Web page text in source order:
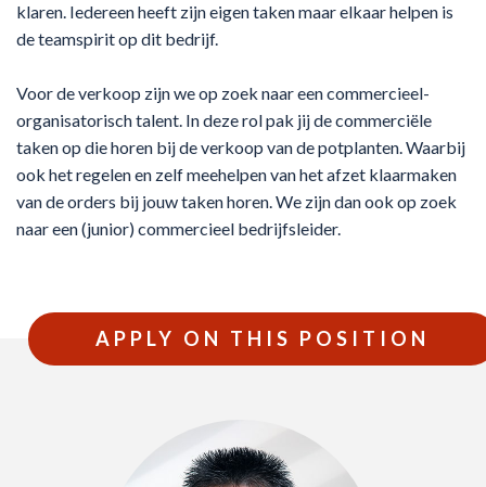
klaren. Iedereen heeft zijn eigen taken maar elkaar helpen is
de teamspirit op dit bedrijf.
Voor de verkoop zijn we op zoek naar een commercieel-
organisatorisch talent. In deze rol pak jij de commerciële
taken op die horen bij de verkoop van de potplanten. Waarbij
ook het regelen en zelf meehelpen van het afzet klaarmaken
van de orders bij jouw taken horen. We zijn dan ook op zoek
naar een (junior) commercieel bedrijfsleider.
APPLY ON THIS POSITION